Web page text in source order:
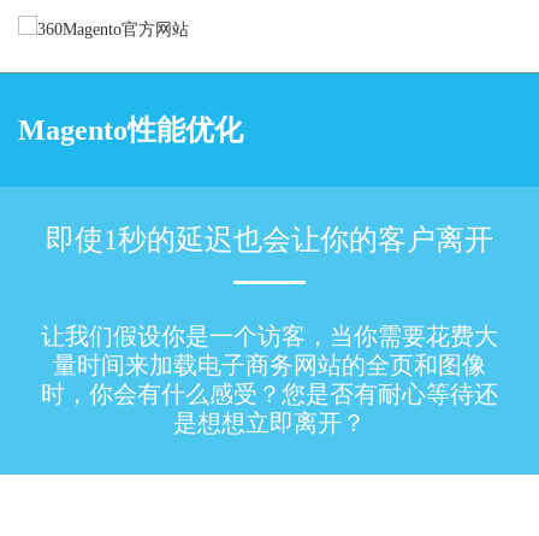
Magento网站设计
Magento迁移
Magento App开发
精选案例
关于我们
Magento性能优化
即使1秒的延迟也会让你的客户离开
让我们假设你是一个访客，当你需要花费大
量时间来加载电子商务网站的全页和图像
时，你会有什么感受？您是否有耐心等待还
是想想立即离开？